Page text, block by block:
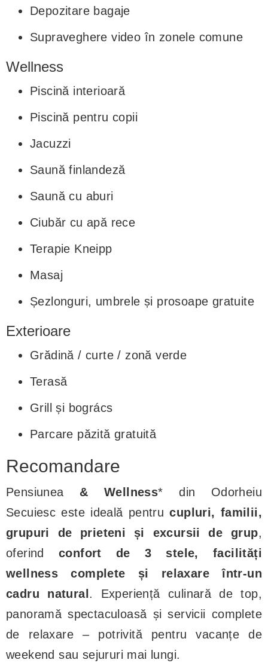
Depozitare bagaje
Supraveghere video în zonele comune
Wellness
Piscină interioară
Piscină pentru copii
Jacuzzi
Saună finlandeză
Saună cu aburi
Ciubăr cu apă rece
Terapie Kneipp
Masaj
Șezlonguri, umbrele și prosoape gratuite
Exterioare
Grădină / curte / zonă verde
Terasă
Grill și bogrács
Parcare păzită gratuită
Recomandare
Pensiunea & Wellness* din Odorheiu
Secuiesc este ideală pentrucupluri, familii,
grupuri de prieteni și excursii de grup,
oferind confort de 3 stele, facilități
wellness complete și relaxare într-un
cadru natural . Experiență culinară de top,
panoramă spectaculoasă și servicii complete
de relaxare – potrivită pentru vacanțe de
weekend sau sejururi mai lungi.